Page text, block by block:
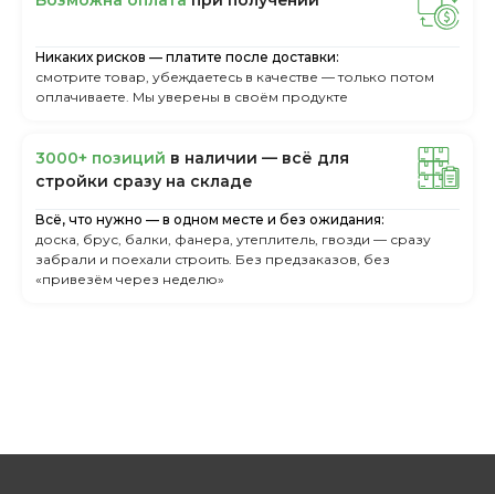
Никаких рисков — платите после доставки:
смотрите товар, убеждаетесь в качестве — только потом
оплачиваете. Мы уверены в своём продукте
3000+ пoзиций в нaличии — вcё для
cтpoйки cpaзу нa cклaдe
Всё, что нужно — в одном месте и без ожидания:
доска, брус, балки, фанера, утеплитель, гвозди — сразу
забрали и поехали строить. Без предзаказов, без
«привезём через неделю»